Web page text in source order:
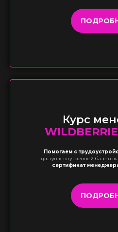
Курс
Помогаем с
доступ к внутренней базе
сертификат